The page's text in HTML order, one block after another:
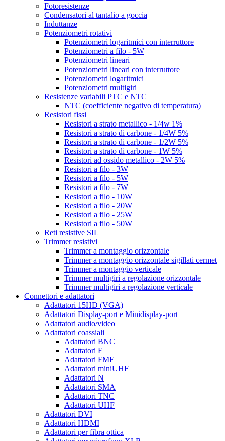
Fotoresistenze
Condensatori al tantalio a goccia
Induttanze
Potenziometri rotativi
Potenziometri logaritmici con interruttore
Potenziometri a filo - 5W
Potenziometri lineari
Potenziometri lineari con interruttore
Potenziometri logaritmici
Potenziometri multigiri
Resistenze variabili PTC e NTC
NTC (coefficiente negativo di temperatura)
Resistori fissi
Resistori a strato metallico - 1/4w 1%
Resistori a strato di carbone - 1/4W 5%
Resistori a strato di carbone - 1/2W 5%
Resistori a strato di carbone - 1W 5%
Resistori ad ossido metallico - 2W 5%
Resistori a filo - 3W
Resistori a filo - 5W
Resistori a filo - 7W
Resistori a filo - 10W
Resistori a filo - 20W
Resistori a filo - 25W
Resistori a filo - 50W
Reti resistive SIL
Trimmer resistivi
Trimmer a montaggio orizzontale
Trimmer a montaggio orizzontale sigillati cermet
Trimmer a montaggio verticale
Trimmer multigiri a regolazione orizzontale
Trimmer multigiri a regolazione verticale
Connettori e adattatori
Adattatori 15HD (VGA)
Adattatori Display-port e Minidisplay-port
Adattatori audio/video
Adattatori coassiali
Adattatori BNC
Adattatori F
Adattatori FME
Adattatori miniUHF
Adattatori N
Adattatori SMA
Adattatori TNC
Adattatori UHF
Adattatori DVI
Adattatori HDMI
Adattatori per fibra ottica